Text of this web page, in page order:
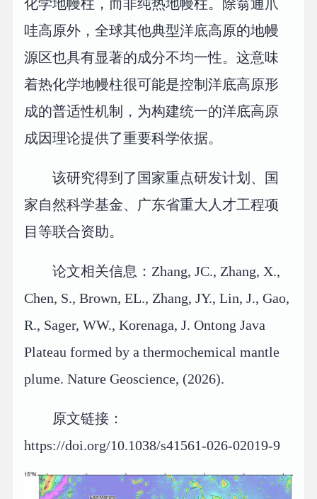
化学地幔柱，而非纯热地幔柱。除翁通爪
哇高原外，全球其他典型洋底高原的地幔
源区也具有显著的成分不均一性。这意味
着热化学地幔柱很可能是控制洋底高原形
成的普适性机制，为构建统一的洋底高原
成因理论提供了重要科学依据。
该研究得到了国家重点研发计划、国
家自然科学基金、广东省重大人才工程项
目等联合资助。
论文相关信息：Zhang, JC., Zhang, X.,
Chen, S., Brown, EL., Zhang, JY., Lin, J., Gao,
R., Sager, WW., Korenaga, J. Ontong Java
Plateau formed by a thermochemical mantle
plume. Nature Geoscience, (2026).
原文链接：
https://doi.org/10.1038/s41561-026-02019-9